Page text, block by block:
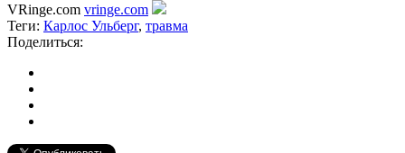
VRinge.com vringe.com
Теги: Карлос Ульберг, травма
Поделиться: